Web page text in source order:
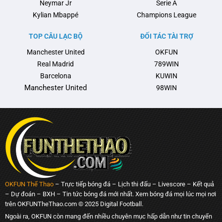
Neymar Jr
Kylian Mbappé
Serie A
Champions League
TOP CÂU LẠC BỘ
Manchester United
Real Madrid
Barcelona
Manchester United
ĐỐI TÁC TÀI TRỢ
OKFUN
789WIN
KUWIN
98WIN
OKFUN Thể Thao– Trực tiếp bóng đá – Lịch thi đấu – Livescore – Kết quả
– Dự đoán – BXH – Tin tức bóng đá mới nhất. Xem bóng đá mọi lúc mọi nơi
trên OKFUNTheThao.com © 2025 Digital Football.
Ngoài ra, OKFUN còn mang đến nhiều chuyên mục hấp dẫn như tin chuyển